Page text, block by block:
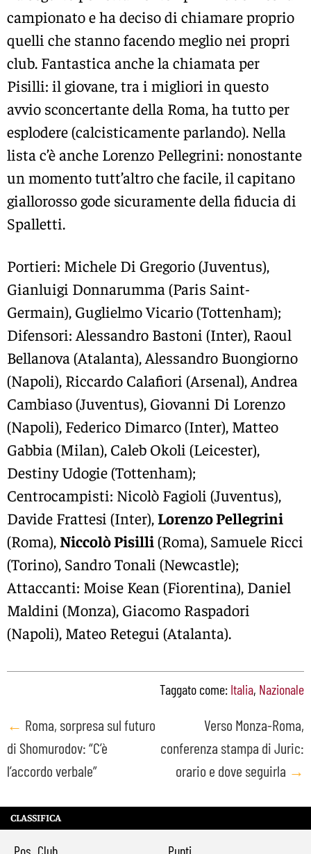
campionato e ha deciso di chiamare proprio
quelli che stanno facendo meglio nei propri
club. Fantastica anche la chiamata per
Pisilli: il giovane, tra i migliori in questo
avvio sconcertante della Roma, ha tutto per
esplodere (calcisticamente parlando). Nella
lista c’è anche Lorenzo Pellegrini: nonostante
un momento tutt’altro che facile, il capitano
giallorosso gode sicuramente della fiducia di
Spalletti.
Portieri: Michele Di Gregorio (Juventus),
Gianluigi Donnarumma (Paris Saint-
Germain), Guglielmo Vicario (Tottenham);
Difensori: Alessandro Bastoni (Inter), Raoul
Bellanova (Atalanta), Alessandro Buongiorno
(Napoli), Riccardo Calafiori (Arsenal), Andrea
Cambiaso (Juventus), Giovanni Di Lorenzo
(Napoli), Federico Dimarco (Inter), Matteo
Gabbia (Milan), Caleb Okoli (Leicester),
Destiny Udogie (Tottenham);
Centrocampisti: Nicolò Fagioli (Juventus),
Davide Frattesi (Inter),Lorenzo Pellegrini
(Roma), Niccolò Pisilli(Roma), Samuele Ricci
(Torino), Sandro Tonali (Newcastle);
Attaccanti: Moise Kean (Fiorentina), Daniel
Maldini (Monza), Giacomo Raspadori
(Napoli), Mateo Retegui (Atalanta).
Taggato come: Italia, Nazionale
Post
navigation
← Roma, sorpresa sul futuro
di Shomurodov: “C’è
l’accordo verbale”
Verso Monza-Roma,
conferenza stampa di Juric:
orario e dove seguirla →
CLASSIFICA